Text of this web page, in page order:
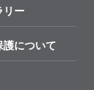
リー
護について